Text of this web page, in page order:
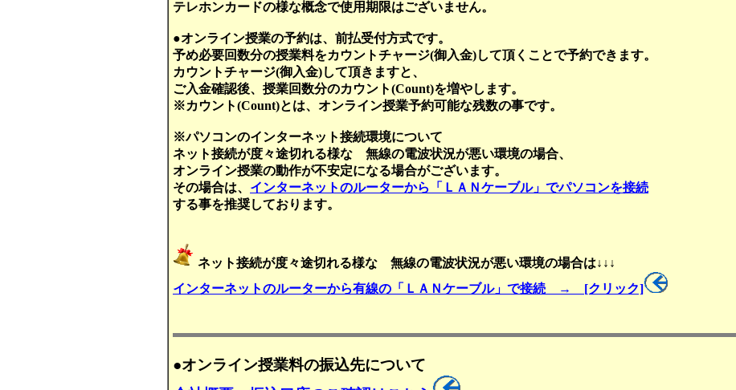
テレホンカードの様な概念で使用期限はございません。
●オンライン授業の予約は、前払受付方式です。
予め必要回数分の授業料をカウントチャージ(御入金)して頂くことで予約できます。
カウントチャージ(御入金)して頂きますと、
ご入金確認後、授業回数分のカウント(Count)を増やします。
※カウント(Count)とは、オンライン授業予約可能な残数の事です。
※パソコンのインターネット接続環境について
ネット接続が度々途切れる様な 無線の電波状況が悪い環境の場合、
オンライン授業の動作が不安定になる場合がございます。
その場合は、 インターネットのルーターから「ＬＡＮケーブル」でパソコンを接続
する事を推奨しております。
ネット接続が度々途切れる様な 無線の電波状況が悪い環境の場合は↓↓↓
インターネットのルーターから有線の「ＬＡＮケーブル」で接続 → [クリック]
●オンライン授業料の振込先について